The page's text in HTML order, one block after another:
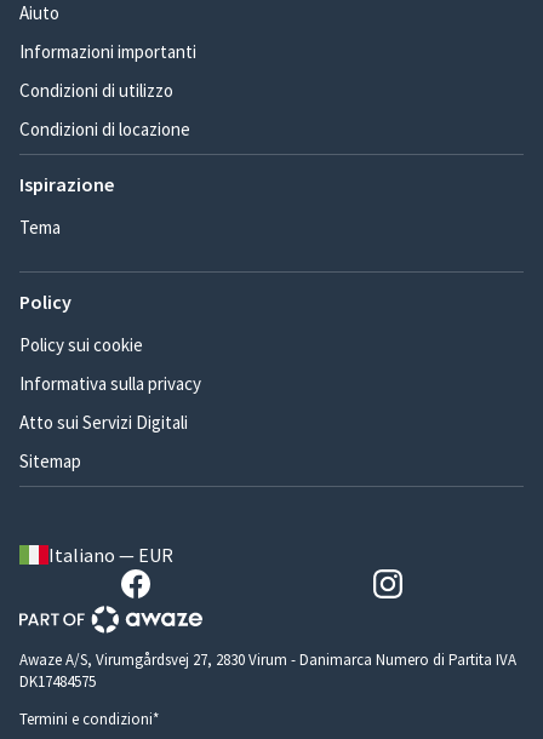
Aiuto
Informazioni importanti
Condizioni di utilizzo
Condizioni di locazione
Ispirazione
Tema
Policy
Policy sui cookie
Informativa sulla privacy
Atto sui Servizi Digitali
Sitemap
Italiano — EUR
Awaze A/S, Virumgårdsvej 27, 2830 Virum - Danimarca Numero di Partita IVA
DK17484575
Termini e condizioni*